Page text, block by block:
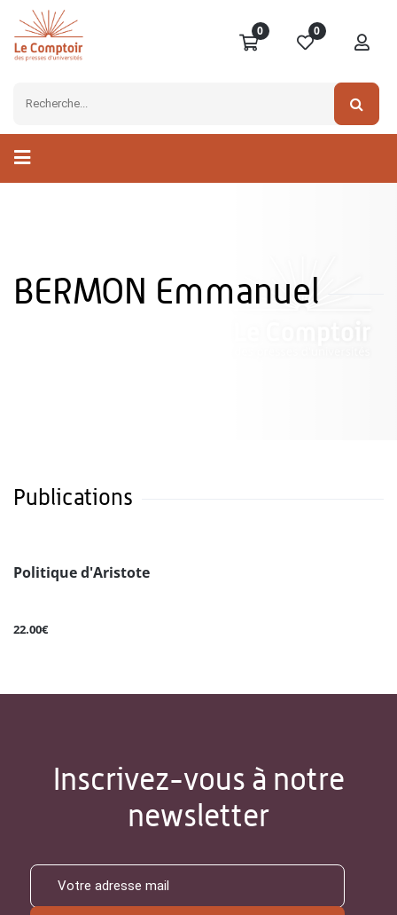
0 0
BERMON Emmanuel
Publications
Politique d'Aristote
22.00€
Inscrivez-vous à notre
newsletter